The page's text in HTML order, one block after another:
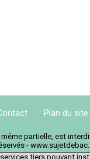
Plan du site
partielle, est
-
tiers pouvant